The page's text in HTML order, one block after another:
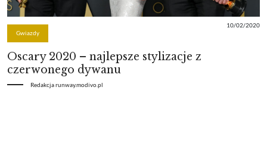
Gwiazdy
10/02/2020
Oscary 2020 – najlepsze stylizacje z
czerwonego dywanu
Redakcja runway.modivo.pl